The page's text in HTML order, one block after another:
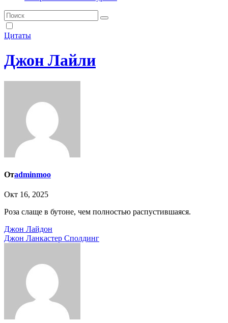
Цитаты
Джон Лайли
Отadminmoo
Окт 16, 2025
Роза слаще в бутоне, чем полностью распустившаяся.
Навигация
по
Джон Лайдон
Джон Ланкастер Сполдинг